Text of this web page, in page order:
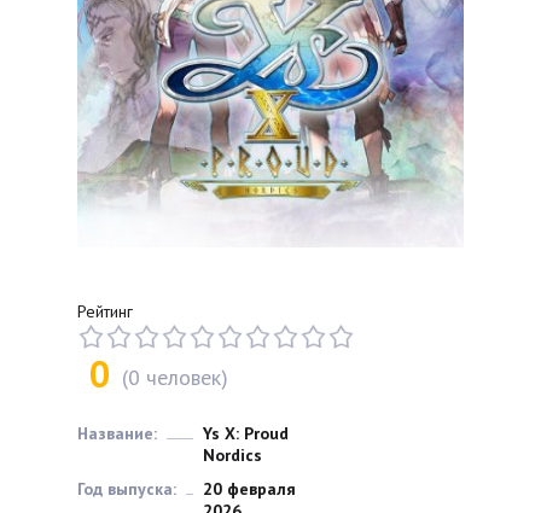
Рейтинг
0 (0 человек)
Название:
Ys X: Proud
Nordics
Год выпуска:
20 февраля